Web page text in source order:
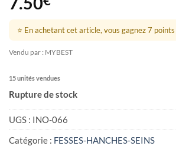
⭐ En achetant cet article, vous gagnez 7
Vendu par : MYBEST
15 unités vendues
Rupture de stock
UGS : INO-066
Catégorie : FESSES-HANCHES-SEINS